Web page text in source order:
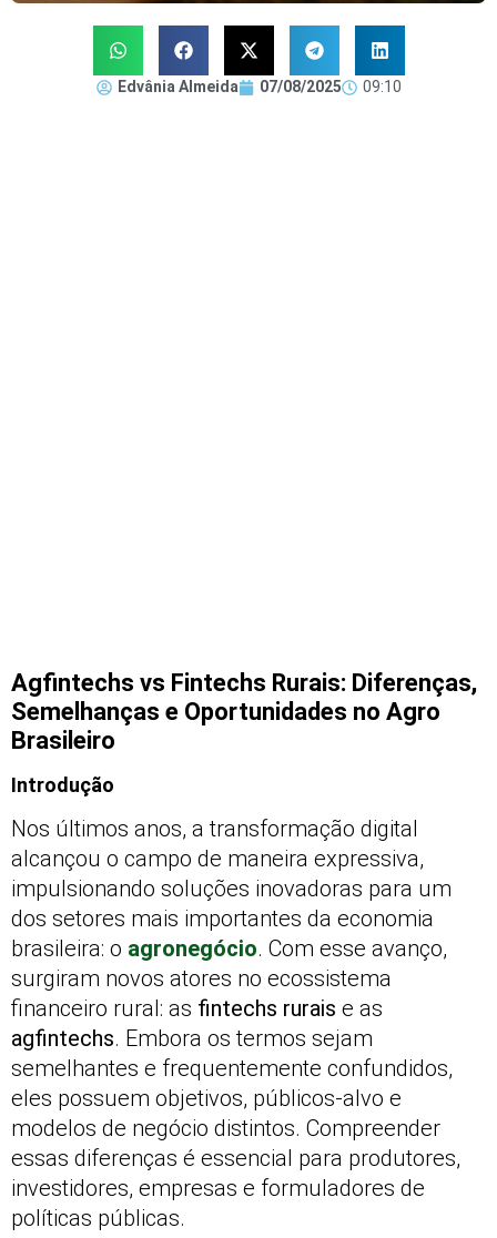
Edvânia Almeida 07/08/2025 09:10
Agfintechs vs Fintechs Rurais: Diferenças,
Semelhanças e Oportunidades no Agro
Brasileiro
Introdução
Nos últimos anos, a transformação digital
alcançou o campo de maneira expressiva,
impulsionando soluções inovadoras para um
dos setores mais importantes da economia
brasileira: o agronegócio. Com esse avanço,
surgiram novos atores no ecossistema
financeiro rural: as fintechs rurais e as
agfintechs. Embora os termos sejam
semelhantes e frequentemente confundidos,
eles possuem objetivos, públicos-alvo e
modelos de negócio distintos. Compreender
essas diferenças é essencial para produtores,
investidores, empresas e formuladores de
políticas públicas.